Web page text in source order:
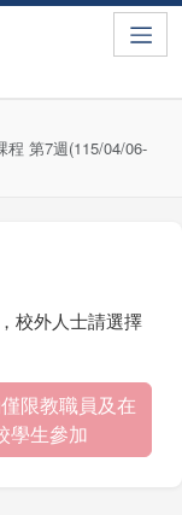
程 第7週(115/04/06-
校外人士請選擇
限教職員及在
學生參加